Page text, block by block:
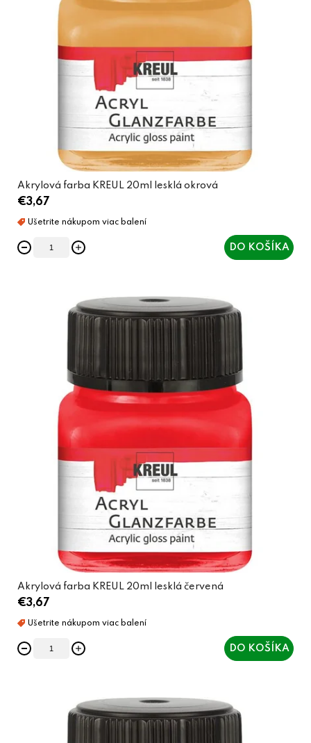
Akrylová farba KREUL 20ml lesklá okrová
€3,67
DO KOŠÍKA
Akrylová farba KREUL 20ml lesklá červená
€3,67
DO KOŠÍKA